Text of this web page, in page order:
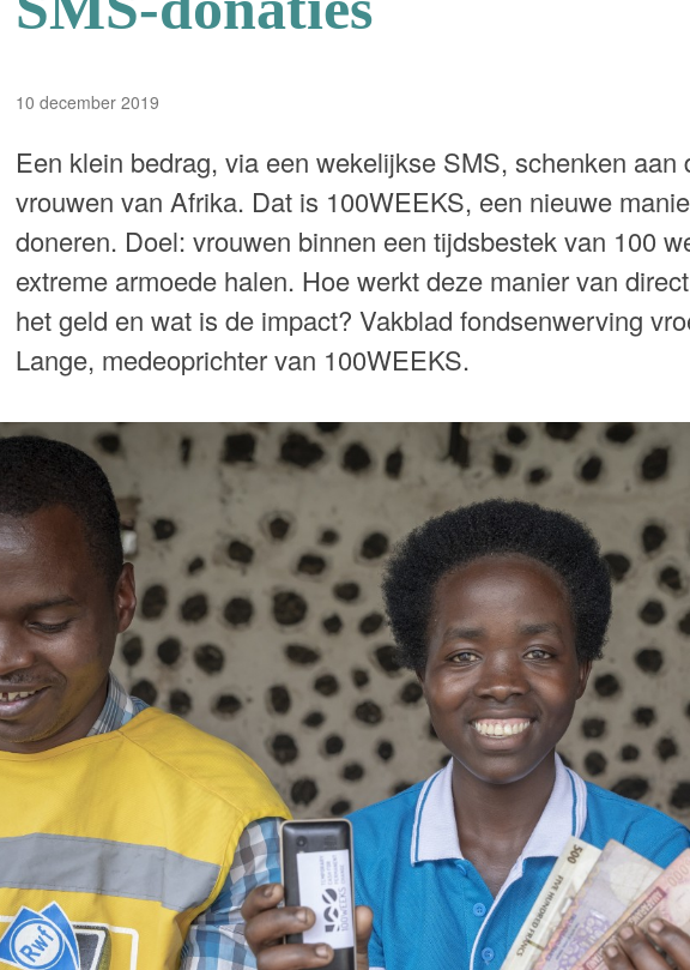
10 december 2019
Een klein bedrag, via een wekelijkse SMS, schenken aan
vrouwen van Afrika. Dat is 100WEEKS, een nieuwe
doneren. Doel: vrouwen binnen een tijdsbestek van 100
extreme armoede halen. Hoe werkt deze manier van
het geld en wat is de impact? Vakblad fondsenwerving
Lange, medeoprichter van 100WEEKS.